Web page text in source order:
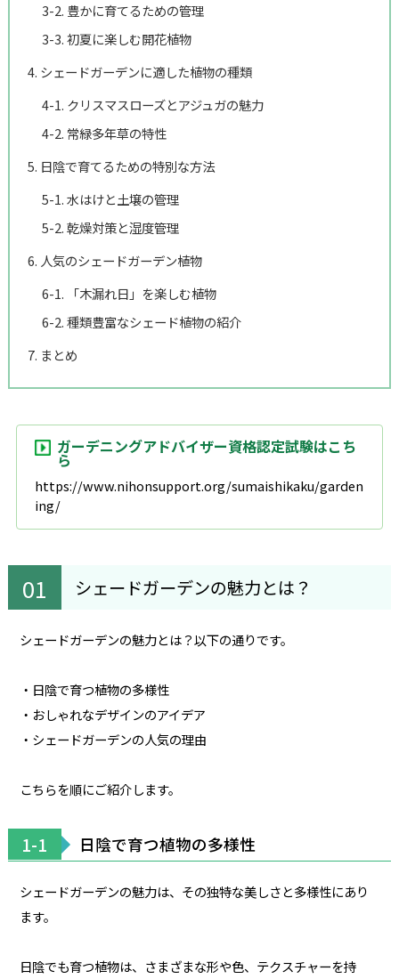
3-2. 豊かに育てるための管理
3-3. 初夏に楽しむ開花植物
4. シェードガーデンに適した植物の種類
4-1. クリスマスローズとアジュガの魅力
4-2. 常緑多年草の特性
5. 日陰で育てるための特別な方法
5-1. 水はけと土壌の管理
5-2. 乾燥対策と湿度管理
6. 人気のシェードガーデン植物
6-1. 「木漏れ日」を楽しむ植物
6-2. 種類豊富なシェード植物の紹介
7. まとめ
ガーデニングアドバイザー資格認定試験はこち
ら
https://www.nihonsupport.org/sumaishikaku/garden
ing/
シェードガーデンの魅力とは？
シェードガーデンの魅力とは？以下の通りです。
・日陰で育つ植物の多様性
・おしゃれなデザインのアイデア
・シェードガーデンの人気の理由
こちらを順にご紹介します。
1-1 日陰で育つ植物の多様性
シェードガーデンの魅力は、その独特な美しさと多様性にあり
ます。
日陰でも育つ植物は、さまざまな形や色、テクスチャーを持